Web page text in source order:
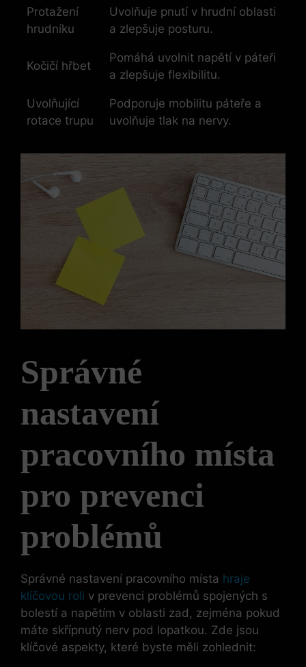
Protažení
hrudníku
Uvolňuje pnutí v hrudní oblasti
a zlepšuje posturu.
Kočičí hřbet
Pomáhá uvolnit napětí v páteři
a zlepšuje flexibilitu.
Uvolňující
rotace trupu
Podporuje mobilitu páteře a
uvolňuje tlak na nervy.
Správné
nastavení
pracovního místa
pro prevenci
problémů
Správné nastavení pracovního místa hraje
klíčovou roli v prevenci problémů spojených s
bolestí a napětím v oblasti zad, zejména pokud
máte skřípnutý nerv pod lopatkou. Zde jsou
klíčové aspekty, které byste měli zohlednit: